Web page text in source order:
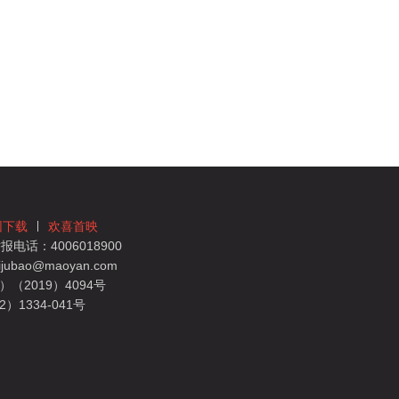
下载
欢喜首映
电话：4006018900
（2019）4094号
）1334-041号